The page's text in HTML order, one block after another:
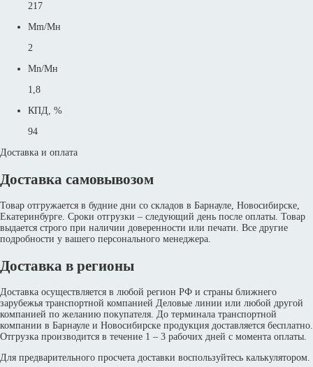
217
Mm/Mн
2
Mn/Mн
1,8
КПД, %
94
Доставка и оплата
Доставка самовывозом
Товар отгружается в будние дни со складов в Барнауле, Новосибирске,
Екатеринбурге. Сроки отгрузки – следующий день после оплаты. Товар
выдается строго при наличии доверенности или печати. Все другие
подробности у вашего персонального менеджера.
Доставка в регионы
Доставка осуществляется в любой регион РФ и страны ближнего
зарубежья транспортной компанией Деловые линии или любой другой
компанией по желанию покупателя. До терминала транспортной
компании в Барнауле и Новосибирске продукция доставляется бесплатно.
Отгрузка производится в течение 1 – 3 рабочих дней с момента оплаты.
Для предварительного просчета доставки воспользуйтесь калькулятором.